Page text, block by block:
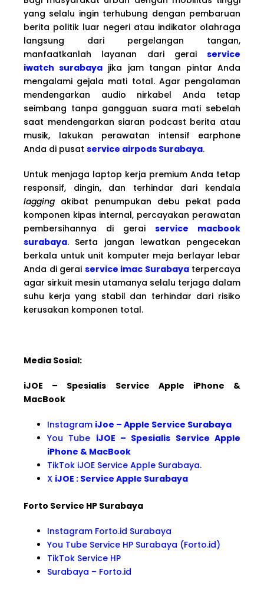
yang selalu ingin terhubung dengan pembaruan
berita politik luar negeri atau indikator olahraga
langsung dari pergelangan tangan,
manfaatkanlah layanan dari gerai service
iwatch surabaya jika jam tangan pintar Anda
mengalami gejala mati total. Agar pengalaman
mendengarkan audio nirkabel Anda tetap
seimbang tanpa gangguan suara mati sebelah
saat mendengarkan siaran podcast berita atau
musik, lakukan perawatan intensif earphone
Anda di pusat service airpods Surabaya.
Untuk menjaga laptop kerja premium Anda tetap
responsif, dingin, dan terhindar dari kendala
lagging akibat penumpukan debu pekat pada
komponen kipas internal, percayakan perawatan
pembersihannya di gerai service macbook
surabaya. Serta jangan lewatkan pengecekan
berkala untuk unit komputer meja berlayar lebar
Anda di gerai service imac Surabayaterpercaya
agar sirkuit mesin utamanya selalu terjaga dalam
suhu kerja yang stabil dan terhindar dari risiko
kerusakan komponen total.
Media Sosial:
iJOE – Spesialis Service Apple iPhone &
MacBook
Instagram iJoe – Apple Service Surabaya
You Tube iJOE – Spesialis Service Apple
iPhone & MacBook
TikTok iJOE Service Apple Surabaya.
X iJOE : Service Apple Surabaya
Forto Service HP Surabaya
Instagram Forto.id Surabaya
You Tube Service HP Surabaya (Forto.id)
TikTok Service HP
Surabaya – Forto.id